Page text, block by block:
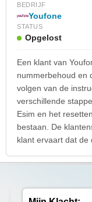
BEDRIJF
Youfone
STATUS
Opgelost
Een klant van
nummerbehoud en
volgen van de
verschillende
Esim en het
bestaan. De
klant ervaart dat de